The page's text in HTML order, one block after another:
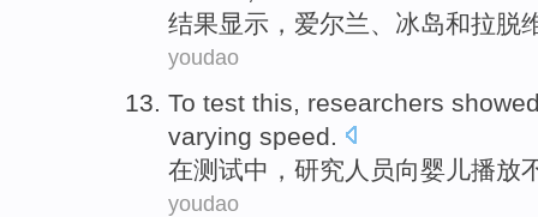
结果显示， 爱尔兰、 冰岛和拉脱
youdao
To test this, researchers
varying speed
在测试中， 研究人员向婴儿播放
youdao